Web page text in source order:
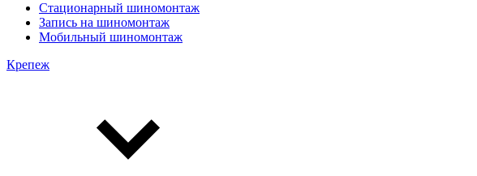
Стационарный шиномонтаж
Запись на шиномонтаж
Мобильный шиномонтаж
Крепеж